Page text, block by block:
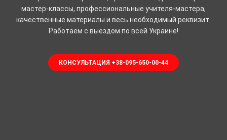
мастер-классы, профессиональные учителя-мастера,
качественные материалы и весь необходимый реквизит.
Работаем с выездом по всей Украине!
КОНСУЛЬТАЦИЯ +38-095-650-00-44